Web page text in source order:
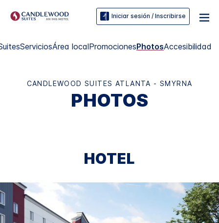
Iniciar sesión / Inscribirse
ServiciosÁrea localPromocionesPhotosAccesibilidad
CANDLEWOOD SUITES ATLANTA - SMYRNA
PHOTOS
HOTEL